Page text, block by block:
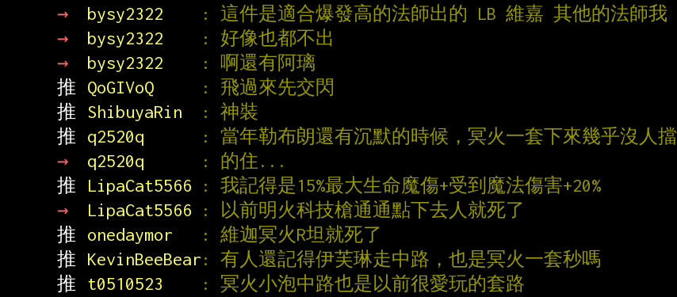
→
bysy2322 : 這件是適合爆發高的法師出的 LB 維嘉 其他的法師我
→
bysy2322 : 好像也都不出
→
bysy2322 : 啊還有阿璃
推
QoGIVoQ : 飛過來先交閃
推
ShibuyaRin : 神裝
推
q2520q : 當年勒布朗還有沉默的時候，冥火一套下來幾乎沒人擋
→
q2520q : 的住...
推
LipaCat5566 : 我記得是15%最大生命魔傷+受到魔法傷害+20%
→
LipaCat5566 : 以前明火科技槍通通點下去人就死了
推
onedaymor : 維迦冥火R坦就死了
推
KevinBeeBear: 有人還記得伊芙琳走中路，也是冥火一套秒嗎
推
t0510523 : 冥火小泡中路也是以前很愛玩的套路